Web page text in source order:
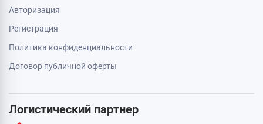
Авторизация
Регистрация
Политика конфиденциальности
Договор публичной оферты
Логистический партнер